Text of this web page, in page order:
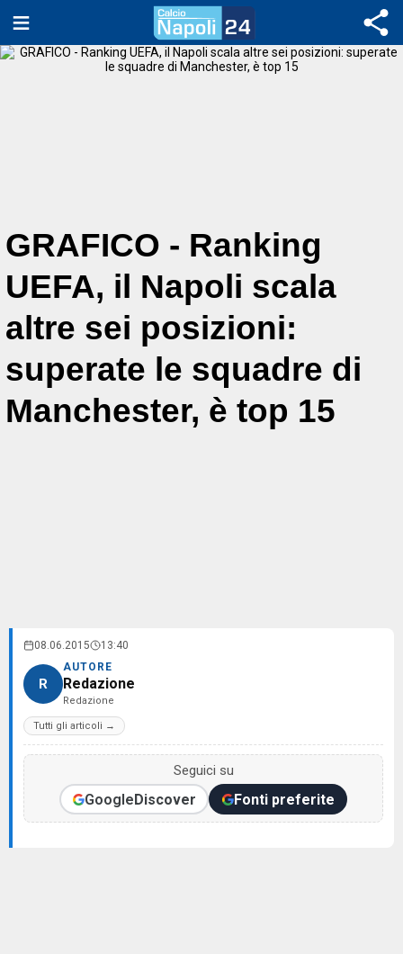
GRAFICO - Ranking
UEFA, il Napoli scala
altre sei posizioni:
superate le squadre di
Manchester, è top 15
08.06.2015 13:40
R
AUTORE
Redazione
Redazione
Tutti gli articoli →
Seguici su
GoogleDiscover Fonti preferite